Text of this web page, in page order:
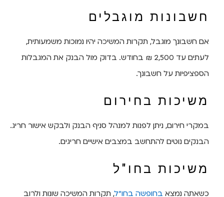
חשבונות מוגבלים
אם חשבונך מוגבל, תקרות המשיכה יהיו נמוכות משמעותית,
לעתים עד 2,500 ₪ בחודש. בדוק מול הבנק את המגבלות
הספציפיות על חשבונך.
משיכות בחירום
במקרי חירום, ניתן לפנות למנהל סניף הבנק ולבקש אישור חריג.
הבנקים נוטים להתחשב במצבים אישיים חריגים.
משיכות בחו"ל
כשאתה נמצא בחופשה בחו"ל, תקרות המשיכה שונות ולרוב